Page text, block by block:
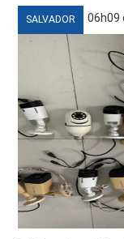
SALVADOR 06h09